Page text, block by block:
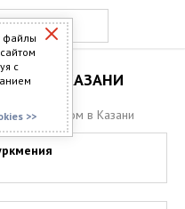
файлы
с
>>
В КАЗАНИ
оптом в Казани